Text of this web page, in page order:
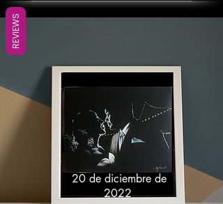
20 de diciembre de
2022
REVIEWS